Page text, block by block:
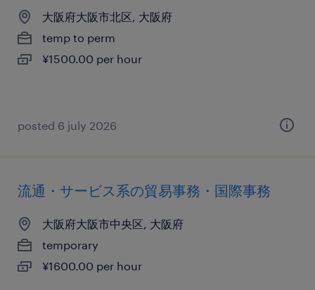
大阪府大阪市北区, 大阪府
temp to perm
¥1500.00 per hour
posted 6 july 2026
流通・サービス系の貿易事務・国際事務
大阪府大阪市中央区, 大阪府
temporary
¥1600.00 per hour